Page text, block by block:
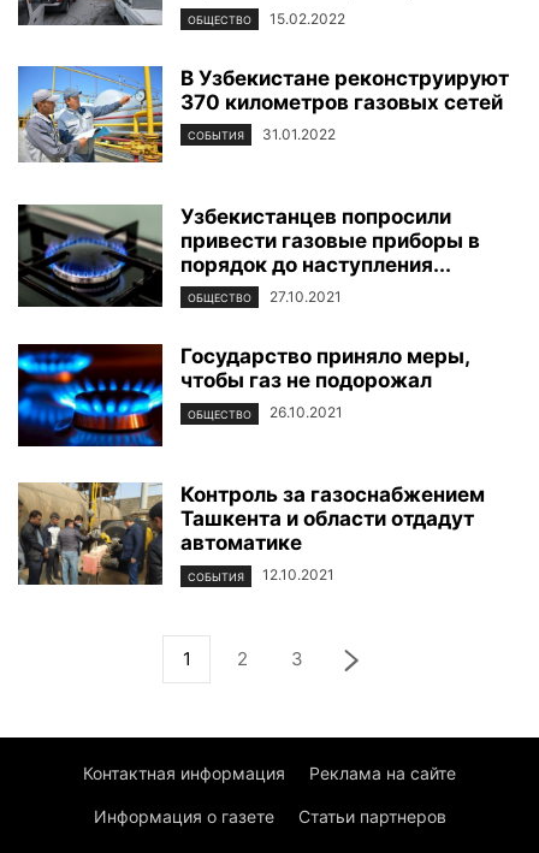
ОБЩЕСТВО 15.02.2022
В Узбекистане реконструируют
370 километров газовых сетей
СОБЫТИЯ 31.01.2022
Узбекистанцев попросили
привести газовые приборы в
порядок до наступления...
ОБЩЕСТВО 27.10.2021
Государство приняло меры,
чтобы газ не подорожал
ОБЩЕСТВО 26.10.2021
Контроль за газоснабжением
Ташкента и области отдадут
автоматике
СОБЫТИЯ 12.10.2021
1 2 3
Контактная информация Реклама на сайте
Информация о газете Статьи партнеров